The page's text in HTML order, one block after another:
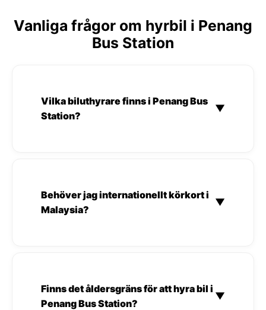
Vanliga frågor om hyrbil i Penang
Bus Station
Vilka biluthyrare finns i Penang Bus
Station?
▼
Behöver jag internationellt körkort i
Malaysia?
▼
Finns det åldersgräns för att hyra bil i
Penang Bus Station?
▼